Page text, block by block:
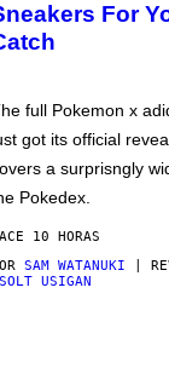
For
full Pokemon x
got its official
a surprisngly
Pokedex.
10 HORAS
SAM WATANUKI |
USIGAN